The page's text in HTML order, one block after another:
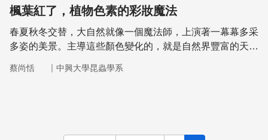
楓葉紅了，植物色素的彩妝魔法
春夏秋冬交替，大自然就像一個魔法師，上演著一幕幕多采
多姿的美景。主導這些顏色變化的，就是自然界豐富的天然
化劑。
蔡尚恬 ｜ 中興大學昆蟲學系